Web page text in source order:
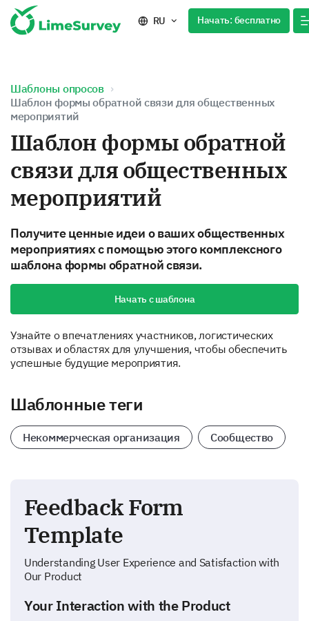
RU Начать: бесплатно
Шаблоны опросов
Шаблон формы обратной связи для общественных
мероприятий
Шаблон формы обратной
связи для общественных
мероприятий
Получите ценные идеи о ваших общественных
мероприятиях с помощью этого комплексного
шаблона формы обратной связи.
Начать с шаблона
Узнайте о впечатлениях участников, логистических
отзывах и областях для улучшения, чтобы обеспечить
успешные будущие мероприятия.
Шаблонные теги
Некоммерческая организация Сообщество
Feedback Form
Template
Understanding User Experience and Satisfaction with
Our Product
Your Interaction with the Product